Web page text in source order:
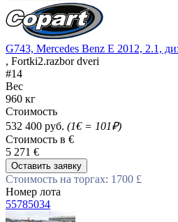
G743, Mercedes Benz E 2012, 2.1,
, Fortki2.razbor dveri
#14
Вес
960 кг
Стоимость
532 400 руб. (1€ = 101₽)
Стоимость в €
5 271 €
Оставить заявку
Стоимость на торгах: 1700 £
Номер лота
55785034